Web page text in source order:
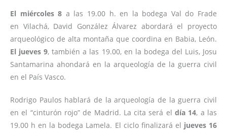
El miércoles 8 a las 19.00 h. en la bodega Val do Frade
en Vilachá, David González Álvarez abordará el proyecto
arqueológico de alta montaña que coordina en Babia, León.
El jueves 9, también a las 19.00, en la bodega del Luis, Josu
Santamarina ahondará en la arqueología de la guerra civil
en el País Vasco.
Rodrigo Paulos hablará de la arqueología de la guerra civil
en el “cinturón rojo” de Madrid. La cita será eldía 14, a las
19.00 h en la bodega Lamela. El ciclo finalizará el jueves 16